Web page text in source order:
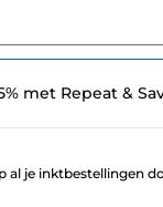
met Repeat &
al je inktbestellingen